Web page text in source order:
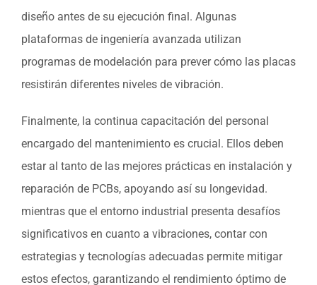
diseño antes de su ejecución final. Algunas
plataformas de ingeniería avanzada utilizan
programas de modelación para prever cómo las placas
resistirán diferentes niveles de vibración.
Finalmente, la continua capacitación del personal
encargado del mantenimiento es crucial. Ellos deben
estar al tanto de las mejores prácticas en instalación y
reparación de PCBs, apoyando así su longevidad.
mientras que el entorno industrial presenta desafíos
significativos en cuanto a vibraciones, contar con
estrategias y tecnologías adecuadas permite mitigar
estos efectos, garantizando el rendimiento óptimo de